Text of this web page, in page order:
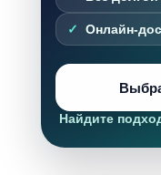
Онлайн-
Найдите